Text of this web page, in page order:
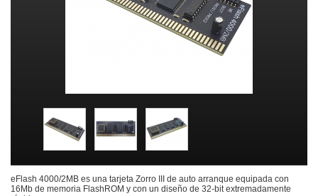
eFlash 4000/2MB es una tarjeta Zorro III de auto arranque equipada con
16Mb de memoria FlashROM y con un diseño de 32-bit extremadamente